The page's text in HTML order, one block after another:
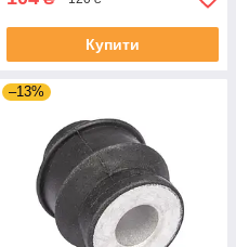
Купити
–13%